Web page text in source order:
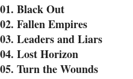
01. Black Out
02. Fallen Empires
03. Leaders and Liars
04. Lost Horizon
05. Turn the Wounds